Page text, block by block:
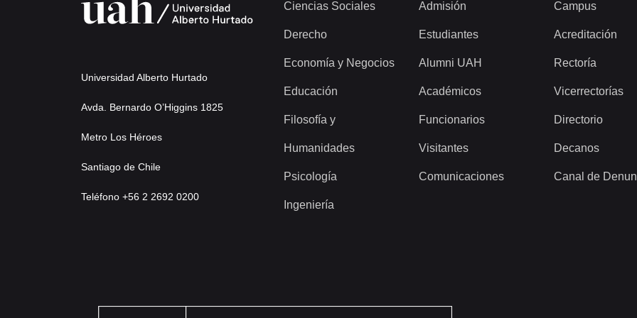
Universidad Alberto Hurtado
Avda. Bernardo O’Higgins 1825
Metro Los Héroes
Santiago de Chile
Teléfono +56 2 2692 0200
Ciencias Sociales
Derecho
Economía y Negocios
Educación
Filosofía y
Humanidades
Psicología
Ingeniería
Admisión
Estudiantes
Alumni UAH
Académicos
Funcionarios
Visitantes
Comunicaciones
Campus
Acreditación
Rectoría
Vicerrectorías
Directorio
Decanos
Canal de